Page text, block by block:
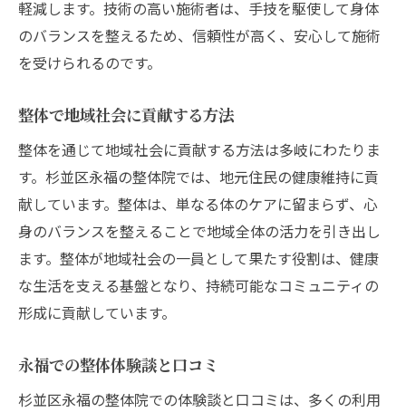
軽減します。技術の高い施術者は、手技を駆使して身体
のバランスを整えるため、信頼性が高く、安心して施術
を受けられるのです。
整体で地域社会に貢献する方法
整体を通じて地域社会に貢献する方法は多岐にわたりま
す。杉並区永福の整体院では、地元住民の健康維持に貢
献しています。整体は、単なる体のケアに留まらず、心
身のバランスを整えることで地域全体の活力を引き出し
ます。整体が地域社会の一員として果たす役割は、健康
な生活を支える基盤となり、持続可能なコミュニティの
形成に貢献しています。
永福での整体体験談と口コミ
杉並区永福の整体院での体験談と口コミは、多くの利用